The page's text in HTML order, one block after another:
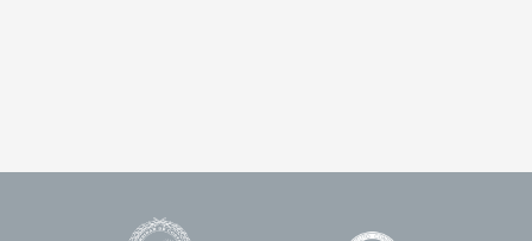
Universidad
Enlace